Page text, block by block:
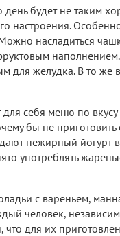
день будет не таким
настроения.
насладиться
желудка. В то же
себя меню по
бы не
нежирный
употреблять
с вареньем,
человек,
для их